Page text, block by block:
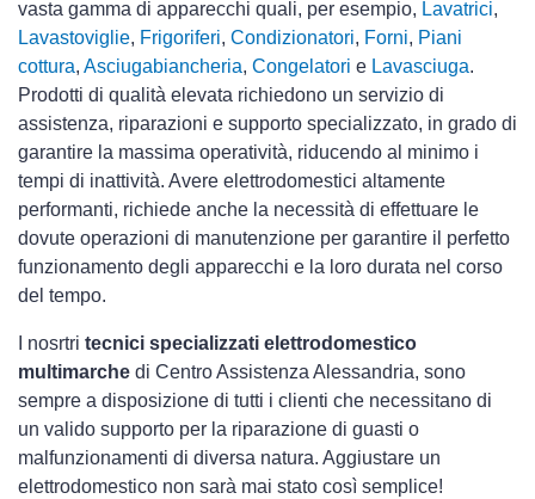
vasta gamma di apparecchi quali, per esempio, Lavatrici,
Lavastoviglie, Frigoriferi, Condizionatori, Forni, Piani
cottura, Asciugabiancheria, Congelatori e Lavasciuga.
Prodotti di qualità elevata richiedono un servizio di
assistenza, riparazioni e supporto specializzato, in grado di
garantire la massima operatività, riducendo al minimo i
tempi di inattività. Avere elettrodomestici altamente
performanti, richiede anche la necessità di effettuare le
dovute operazioni di manutenzione per garantire il perfetto
funzionamento degli apparecchi e la loro durata nel corso
del tempo.
I nosrtri tecnici specializzati elettrodomestico
multimarche di Centro Assistenza Alessandria, sono
sempre a disposizione di tutti i clienti che necessitano di
un valido supporto per la riparazione di guasti o
malfunzionamenti di diversa natura. Aggiustare un
elettrodomestico non sarà mai stato così semplice!